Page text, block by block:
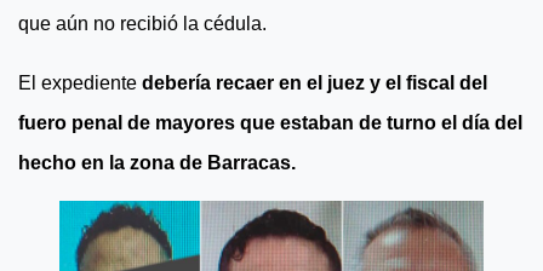
que aún no recibió la cédula.
El expediente debería recaer en el juez y el fiscal del
fuero penal de mayores que estaban de turno el día del
hecho en la zona de Barracas.